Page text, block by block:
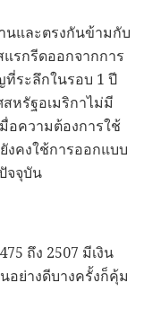
นและตรงกันข้ามกับ
แรกรีดออกจากการ
ที่ระลึกในรอบ 1 ปี
สหรัฐอเมริกาไม่มี
อความต้องการใช้
งคงใช้การออกแบบ
จจุบัน
ถึง 2507 มีเงิน
อย่างดีบางครั้งก็คุ้ม